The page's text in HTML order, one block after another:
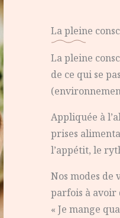
La pleine
La pleine
de ce qui se
Appliquée à
prises
l’appétit, le
Nos modes de
parfois à avoir
« Je mange